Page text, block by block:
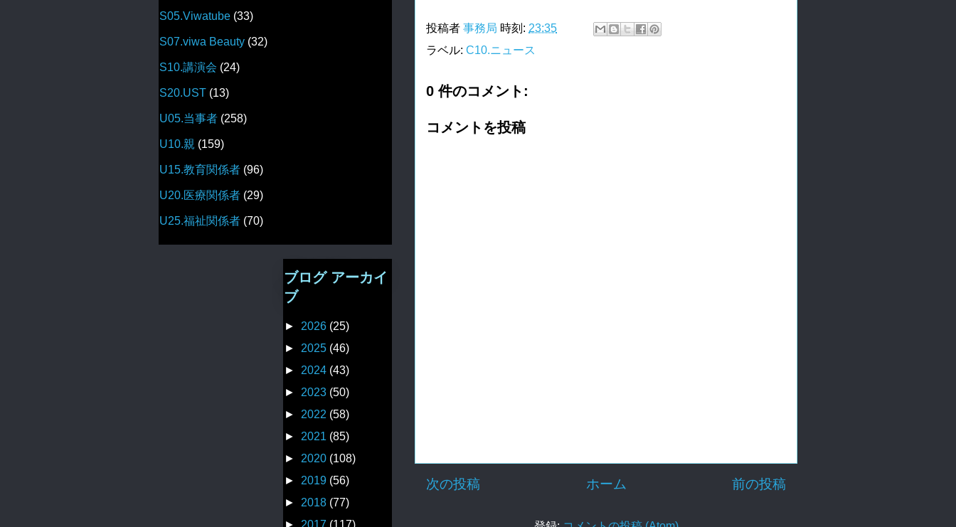
投稿者 事務局 時刻: 23:35
ラベル: C10.ニュース
0 件のコメント:
コメントを投稿
次の投稿 前の投稿
ホーム
S05.Viwatube (33)
S07.viwa Beauty (32)
S10.講演会 (24)
S20.UST (13)
U05.当事者 (258)
U10.親 (159)
U15.教育関係者 (96)
U20.医療関係者 (29)
U25.福祉関係者 (70)
ブログ アーカイ
ブ
► 2026 (25)
► 2025 (46)
► 2024 (43)
► 2023 (50)
► 2022 (58)
► 2021 (85)
► 2020 (108)
► 2019 (56)
► 2018 (77)
► 2017 (117)